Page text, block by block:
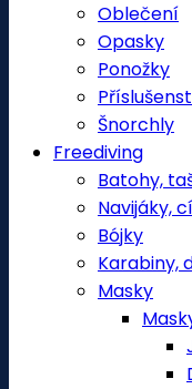
Oblečení
Opasky
Ponožky
Šnorchly
Freediving
Batohy,
Navijáky,
Bójky
Karabiny,
Masky